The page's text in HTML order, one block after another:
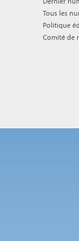
Tous les
Politique
Comité de